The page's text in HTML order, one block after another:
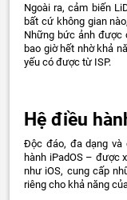
Ngoài ra, cảm biến
bất cứ không gian
Những bức ảnh được
bao giờ hết nhờ khả
yếu có được từ ISP.
Hệ điều
Độc đáo, đa dạng và
hành iPadOS – được
như iOS, cung cấp
riêng cho khả năng